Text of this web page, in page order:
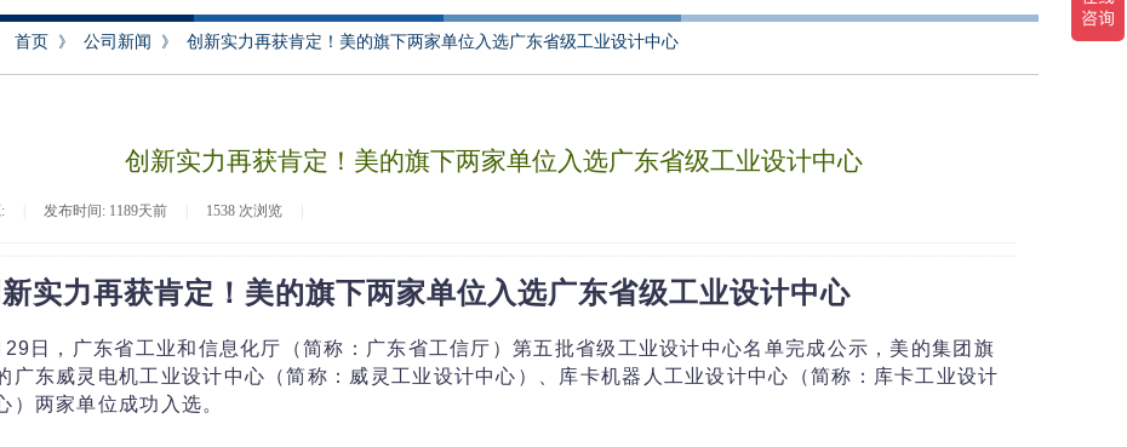
首页 》 公司新闻 》 创新实力再获肯定！美的旗下两家单位入选广东省级工业设计中心
创新实力再获肯定！美的旗下两家单位入选广东省级工业设计中心
发布时间: 1189天前 1538 次浏览
实力再获肯定！美的旗下两家单位入选广东省级工业设计中心
29日，广东省工业和信息化厅（简称：广东省工信厅）第五批省级工业设计中心名单完成公示，美的集团旗
广东威灵电机工业设计中心（简称：威灵工业设计中心）、库卡机器人工业设计中心（简称：库卡工业设计
）两家单位成功入选。